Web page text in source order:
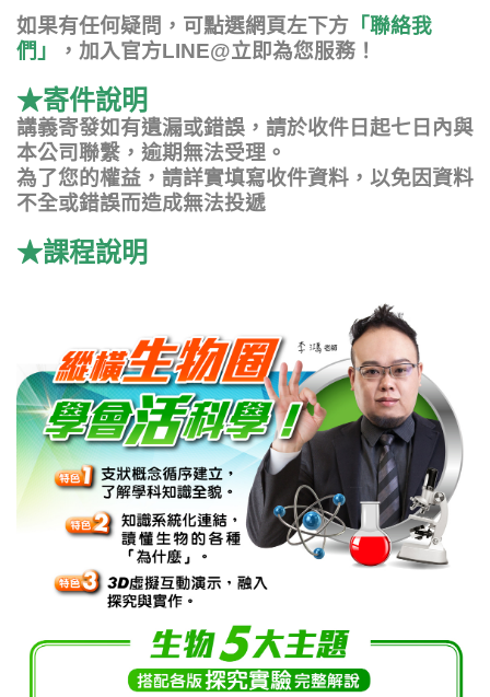
如果有任何疑問，可點選網頁左下方 「聯絡我
們」
，加入官方LINE@立即為您服務！
★寄件說明
講義寄發如有遺漏或錯誤，請於收件日起七日內與
本公司聯繫，逾期無法受理。
為了您的權益，請詳實填寫收件資料，以免因資料
不全或錯誤而造成無法投遞
★課程說明